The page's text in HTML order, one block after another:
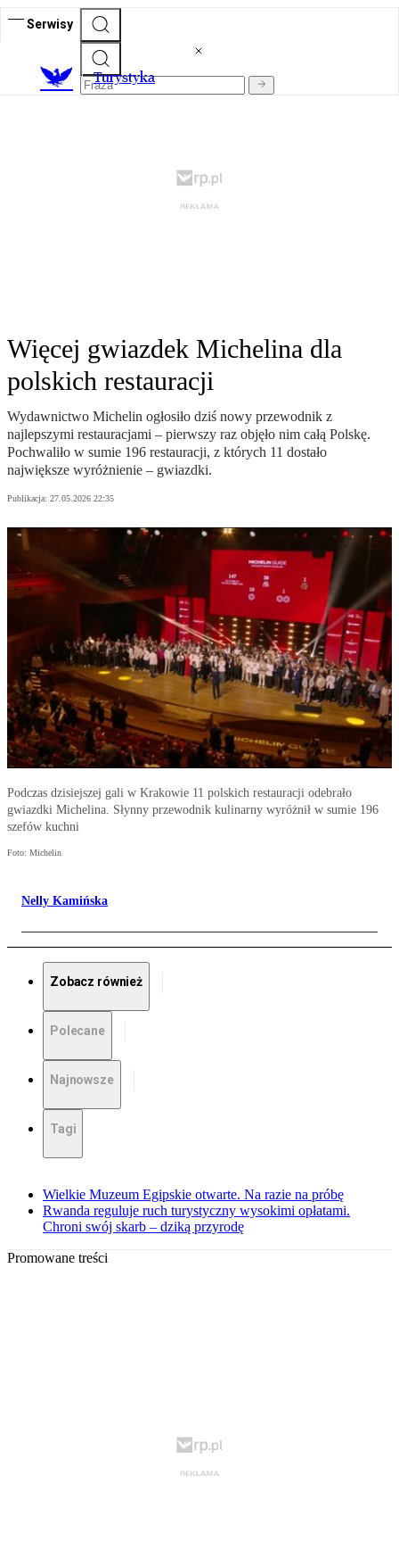
Serwisy
Turystyka
Więcej gwiazdek Michelina dla
polskich restauracji
Wydawnictwo Michelin ogłosiło dziś nowy przewodnik z
najlepszymi restauracjami – pierwszy raz objęło nim całą Polskę.
Pochwaliło w sumie 196 restauracji, z których 11 dostało
największe wyróżnienie – gwiazdki.
Publikacja: 27.05.2026 22:35
Podczas dzisiejszej gali w Krakowie 11 polskich restauracji odebrało
gwiazdki Michelina. Słynny przewodnik kulinarny wyróżnił w sumie 196
szefów kuchni
Foto: Michelin
Nelly Kamińska
Zobacz również
Polecane
Najnowsze
Tagi
Wielkie Muzeum Egipskie otwarte. Na razie na próbę
Rwanda reguluje ruch turystyczny wysokimi opłatami.
Chroni swój skarb – dziką przyrodę
Promowane treści